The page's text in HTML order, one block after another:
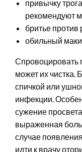
привычку
рекомендуют
бритье против
обильный
Спровоцировать
может их чистка.
спичкой или
инфекции.
сужение
выраженная
случае
идти к врачу